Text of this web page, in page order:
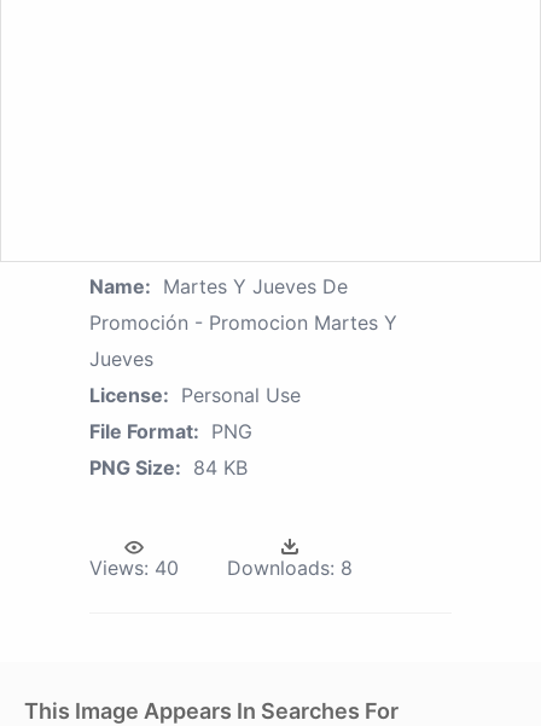
Name: Martes Y Jueves De
Promoción - Promocion Martes Y
Jueves
License: Personal Use
File Format: PNG
PNG Size: 84 KB
Views: 40 Downloads: 8
This Image Appears In Searches For